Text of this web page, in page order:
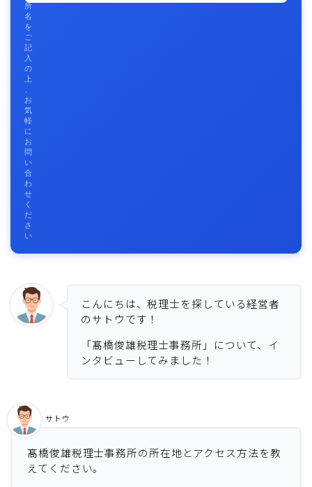
所
名
を
ご
記
入
の
上
、
お
気
軽
に
お
問
い
合
わ
せ
く
だ
さ
い
こんにちは、税理士を探している経営者
のサトウです！
「髙橋俊雄税理士事務所」について、イ
ンタビューしてみました！
髙橋俊雄税理士事務所の所在地とアクセス方法を教
えてください。
サトウ